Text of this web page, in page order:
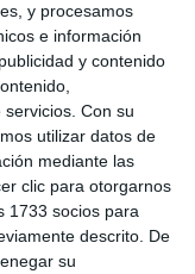
y procesamos
e información
y contenido
Con su
utilizar datos de
mediante las
clic para otorgarnos
1733 socios para
descrito. De
su
de
(Vox), ha
enfrentaron a
que un